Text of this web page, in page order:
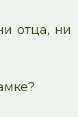
отца, ни